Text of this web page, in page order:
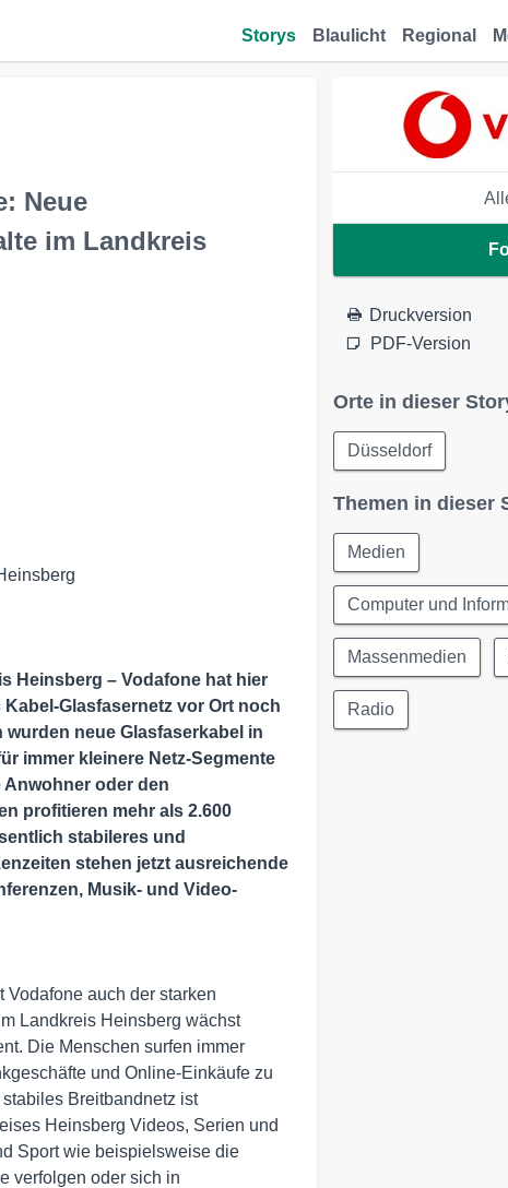
Storys Blaulicht Regional
Neue
im Landkreis
Heinsberg – Vodafone hat hier
Glasfasernetz vor Ort noch
neue Glasfaserkabel in
immer kleinere Netz-Segmente
oder den
profitieren mehr als 2.600
stabileres und
stehen jetzt ausreichende
Musik- und Video-
Vodafone auch der starken
Landkreis Heinsberg wächst
Die Menschen surfen immer
und Online-Einkäufe zu
Breitbandnetz ist
Heinsberg Videos, Serien und
Sport wie beispielsweise die
verfolgen oder sich in
Druckversion
PDF-Version
Orte in dieser
Düsseldorf
Themen in dieser
Medien
Computer und
Massenmedien
Radio